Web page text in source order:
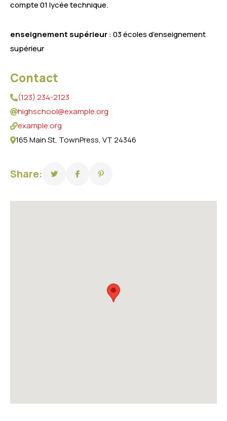
compte 01 lycée technique.
enseignement supérieur: 03 écoles d’enseignement
supérieur
Contact
(123) 234-2123
highschool@example.org
example.org
165 Main St, TownPress, VT 24346
Share: